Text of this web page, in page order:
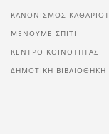
ΚΑΝΟΝΙΣΜΟΣ
ΜΕΝΟΥΜΕ ΣΠΙΤΙ
ΚΕΝΤΡΟ ΚΟΙΝΟΤΗΤΑΣ
ΔΗΜΟΤΙΚΗ ΒΙΒΛΙΟΘΗΚΗ